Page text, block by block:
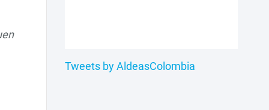
Tweets by AldeasColombia